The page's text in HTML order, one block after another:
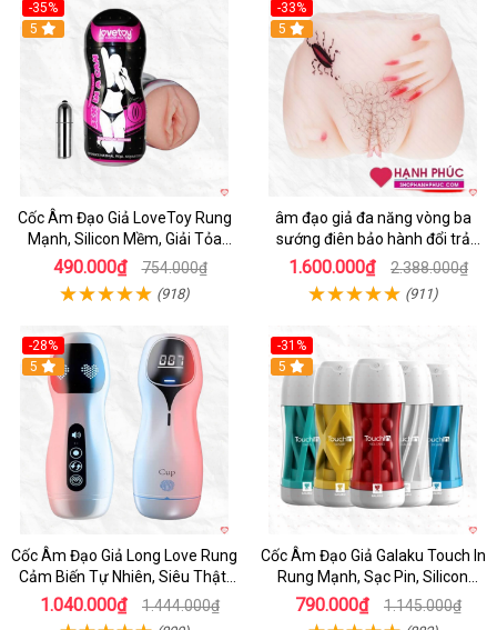
-35%
5
Cốc Âm Đạo Giả LoveToy Rung
Mạnh, Silicon Mềm, Giải Tỏa
Sinh Lý
490.000₫ 754.000₫
(918)
-33%
5
âm đạo giả đa năng vòng ba
sướng điên bảo hành đổi trả
nhanh
1.600.000₫ 2.388.000₫
(911)
-28%
5
Cốc Âm Đạo Giả Long Love Rung
Cảm Biến Tự Nhiên, Siêu Thật,
Sướng
1.040.000₫ 1.444.000₫
-31%
Hot
5
Cốc Âm Đạo Giả Galaku Touch In
Rung Mạnh, Sạc Pin, Silicon
Mềm
790.000₫ 1.145.000₫